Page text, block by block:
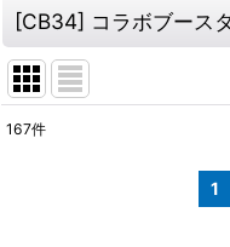
[CB34] コラボブース
167件
1